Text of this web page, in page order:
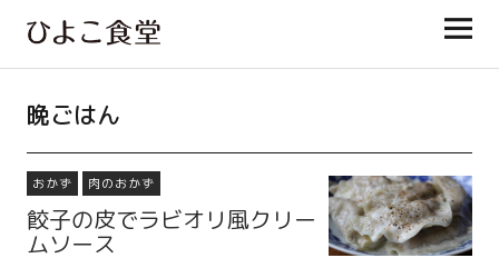
ひよこ食堂
晩ごはん
おかず 肉のおかず
餃子の皮でラビオリ風クリー
ムソース